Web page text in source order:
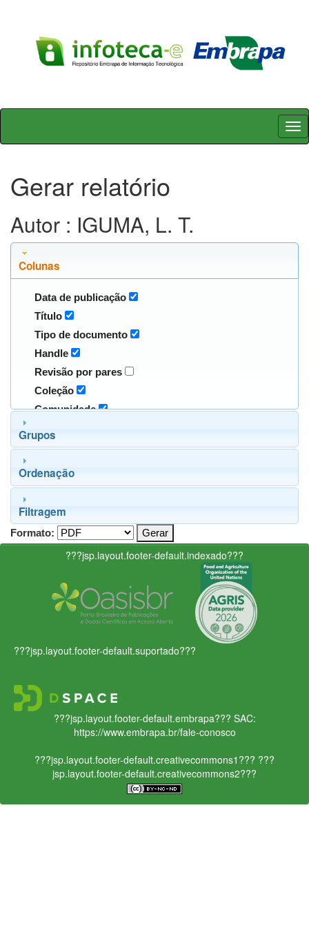
Skip
Gerar relatório
Autor : IGUMA, L. T.
Colunas
Data de publicação
Título
Tipo de documento
Handle
Revisão por pares
Coleção
Comunidade
Grupos
Ordenação
Filtragem
Formato:
???jsp.layout.footer-default.indexado???
???jsp.layout.footer-default.suportado???
???jsp.layout.footer-default.embrapa??? SAC:
https://www.embrapa.br/fale-conosco
???jsp.layout.footer-default.creativecommons1??? ???
jsp.layout.footer-default.creativecommons2???